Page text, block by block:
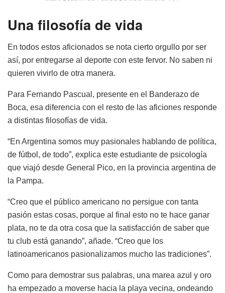
Una filosofía de vida
En todos estos aficionados se nota cierto orgullo por ser
así, por entregarse al deporte con este fervor. No saben ni
quieren vivirlo de otra manera.
Para Fernando Pascual, presente en el Banderazo de
Boca, esa diferencia con el resto de las aficiones responde
a distintas filosofías de vida.
“En Argentina somos muy pasionales hablando de política,
de fútbol, de todo”, explica este estudiante de psicología
que viajó desde General Pico, en la provincia argentina de
la Pampa.
“Creo que el público americano no persigue con tanta
pasión estas cosas, porque al final esto no te hace ganar
plata, no te da otra cosa que la satisfacción de saber que
tu club está ganando”, añade. “Creo que los
latinoamericanos pasionalizamos mucho las tradiciones”.
Como para demostrar sus palabras, una marea azul y oro
ha empezado a moverse hacia la playa vecina, ondeando